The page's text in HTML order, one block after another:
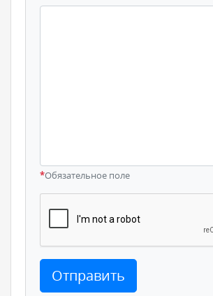
*Обязательное поле
Отправить